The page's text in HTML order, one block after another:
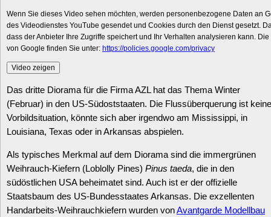
Wenn Sie dieses Video sehen möchten, werden personenbezogene Daten an
des Videodienstes YouTube gesendet und Cookies durch den Dienst gesetzt.
dass der Anbieter Ihre Zugriffe speichert und Ihr Verhalten analysieren kann.
von Google finden Sie unter: https://policies.google.com/privacy
Video zeigen
Das dritte Diorama für die Firma AZL hat das Thema Winter
(Februar) in den US-Südoststaaten. Die Flussüberquerung ist keine
Vorbildsituation, könnte sich aber irgendwo am Mississippi, in
Louisiana, Texas oder in Arkansas abspielen.
Als typisches Merkmal auf dem Diorama sind die immergrünen
Weihrauch-Kiefern (Loblolly Pines) Pinus taeda, die in den
südöstlichen USA beheimatet sind. Auch ist er der offizielle
Staatsbaum des US-Bundesstaates Arkansas. Die exzellenten
Handarbeits-Weihrauchkiefern wurden vonAvantgarde Modellbau